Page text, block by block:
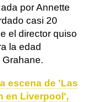
por Annette
casi 20
el director quiso
la edad
escena de 'Las
en Liverpool',